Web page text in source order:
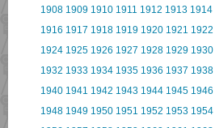
1908 1909 1910 1911 1912 1913 1914
1916 1917 1918 1919 1920 1921 1922
1924 1925 1926 1927 1928 1929 1930
1932 1933 1934 1935 1936 1937 1938
1940 1941 1942 1943 1944 1945 1946
1948 1949 1950 1951 1952 1953 1954